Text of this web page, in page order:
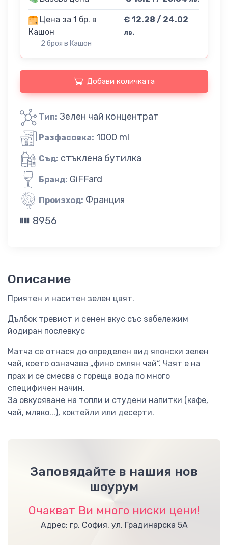
Цена за 1 бр. в
Кашон
2 броя в Кашон
€ 12.28 / 24.02
лв.
Добави количката
Тип: Зелен чай концентрат
Разфасовка: 1000 ml
Съд: стъклена бутилка
Бранд: GiFFard
Произход: Франция
8956
Описание
Приятен и наситен зелен цвят.
Дълбок тревист и сенен вкус със забележим
йодиран послевкус
Матча се отнася до определен вид японски зелен
чай, което означава „фино смлян чай“. Чаят е на
прах и се смесва с гореща вода по много
специфичен начин.
За овкусяване на топли и студени напитки (кафе,
чай, мляко...), коктейли или десерти.
Заповядайте в нашия нов
шоурум
Очакват Ви много ниски цени!
Адрес: гр. София, ул. Градинарска 5А